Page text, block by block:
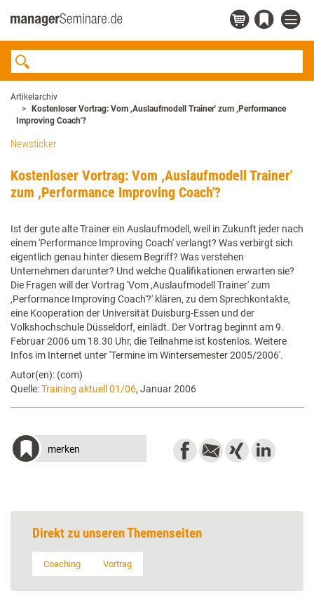
Artikelarchiv
Kostenloser Vortrag: Vom ,Auslaufmodell Trainer' zum ,Performance
Improving Coach'?
Newsticker
Kostenloser Vortrag: Vom ,Auslaufmodell Trainer'
zum ,Performance Improving Coach'?
Ist der gute alte Trainer ein Auslaufmodell, weil in Zukunft jeder nach
einem 'Performance Improving Coach' verlangt? Was verbirgt sich
eigentlich genau hinter diesem Begriff? Was verstehen
Unternehmen darunter? Und welche Qualifikationen erwarten sie?
Die Fragen will der Vortrag 'Vom ,Auslaufmodell Trainer' zum
,Performance Improving Coach'?' klären, zu dem Sprechkontakte,
eine Kooperation der Universität Duisburg-Essen und der
Volkshochschule Düsseldorf, einlädt. Der Vortrag beginnt am 9.
Februar 2006 um 18.30 Uhr, die Teilnahme ist kostenlos. Weitere
Infos im Internet unter 'Termine im Wintersemester 2005/2006'.
Autor(en): (com)
Quelle:Training aktuell 01/06, Januar 2006
merken
Direkt zu unseren Themenseiten
Coaching Vortrag